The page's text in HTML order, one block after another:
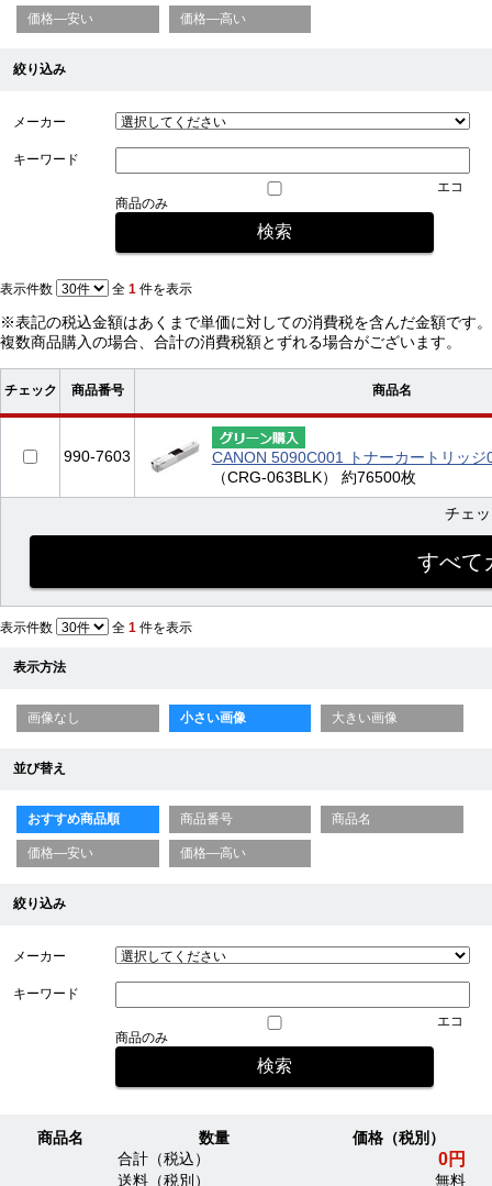
価格—安い 価格—高い
絞り込み
メーカー
キーワード
エコ
商品のみ
表示件数 全 1 件を表示
※表記の税込金額はあくまで単価に対しての消費税を含んだ金額です。
複数商品購入の場合、合計の消費税額とずれる場合がございます。
チェック 商品番号 商品名
990-7603
CANON 5090C001 トナーカートリッ
（CRG-063BLK） 約76500枚
チェ
表示件数 全 1 件を表示
表示方法
画像なし 小さい画像 大きい画像
並び替え
おすすめ商品順 商品番号 商品名
価格—安い 価格—高い
絞り込み
メーカー
キーワード
エコ
商品のみ
商品名 数量
価格（税別）
合計（税込）
0円
送料（税別） 無料